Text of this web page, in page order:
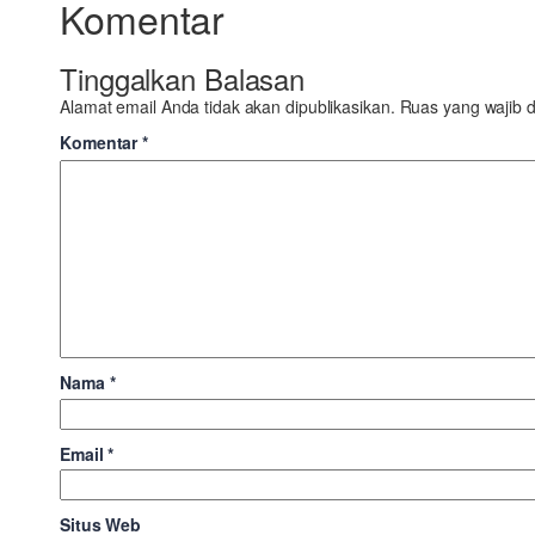
Komentar
Tinggalkan Balasan
Alamat email Anda tidak akan dipublikasikan. Ruas yang wajib
Komentar*
Nama *
Email*
Situs Web